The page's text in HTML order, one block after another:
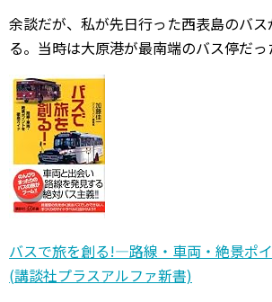
余談だが、私が先日行った西表島のバ
る。当時は大原港が最南端のバス停だっ
バスで旅を創る!―路線・車両・絶景ポ
(講談社プラスアルファ新書)